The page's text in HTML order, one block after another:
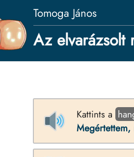
Tomoga János
Az elvarázsolt
Kattints a
Megértettem,